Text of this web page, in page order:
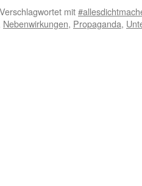
Verschlagwortet mit
Nebenwirkungen, Propaganda,